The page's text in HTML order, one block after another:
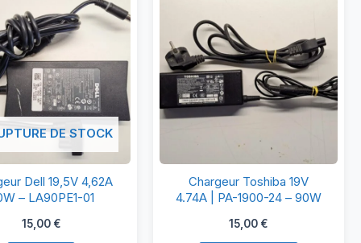
Chargeur
Dell
19,5V
DE STOCK
Dell 19,5V 4,62A
– LA90PE1-01
15,00 €
Chargeur
Toshiba
19V
Chargeur Toshiba 19V
4.74A | PA-1900-24 – 90W
15,00 €